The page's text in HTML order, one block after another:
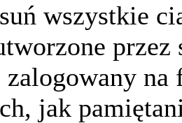
wszystkie
zalogowany
jak